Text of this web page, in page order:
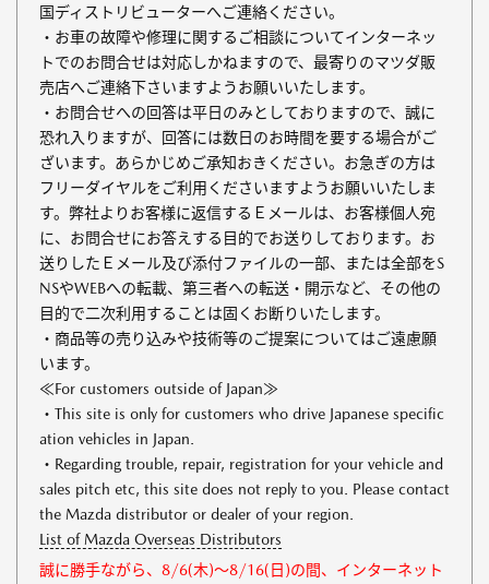
国ディストリビューターへご連絡ください。
・お車の故障や修理に関するご相談についてインターネッ
トでのお問合せは対応しかねますので、最寄りのマツダ販
売店へご連絡下さいますようお願いいたします。
・お問合せへの回答は平日のみとしておりますので、誠に
恐れ入りますが、回答には数日のお時間を要する場合がご
ざいます。あらかじめご承知おきください。お急ぎの方は
フリーダイヤルをご利用くださいますようお願いいたしま
す。弊社よりお客様に返信するＥメールは、お客様個人宛
に、お問合せにお答えする目的でお送りしております。お
送りしたＥメール及び添付ファイルの一部、または全部をS
NSやWEBへの転載、第三者への転送・開示など、その他の
目的で二次利用することは固くお断りいたします。
・商品等の売り込みや技術等のご提案についてはご遠慮願
います。
≪For customers outside of Japan≫
・This site is only for customers who drive Japanese specific
ation vehicles in Japan.
・Regarding trouble, repair, registration for your vehicle and
sales pitch etc, this site does not reply to you. Please contact
the Mazda distributor or dealer of your region.
List of Mazda Overseas Distributors
誠に勝手ながら、8/6(木)～8/16(日)の間、インターネット